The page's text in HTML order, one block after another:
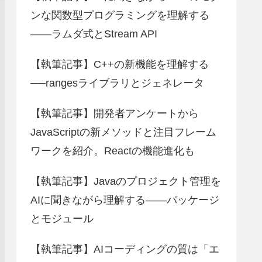
ンな関数型プログラミングを理解する
――ラムダ式とStream API
【執筆記事】C++の新機能を理解する
──rangesライブラリとジェネレータ
【執筆記事】開発者アンケートから
JavaScriptの新メソッドと注目フレーム
ワークを紹介。Reactの機能進化も
【執筆記事】Javaのプロジェクト管理を
AIに聞きながら理解する――パッケージ
とモジュール
【執筆記事】AIコーディングの質は「エ